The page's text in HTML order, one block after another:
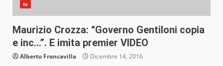
tv
Maurizio Crozza: “Governo Gentiloni copia
e inc…”. E imita premier VIDEO
Alberto Francavilla Dicembre 14, 2016